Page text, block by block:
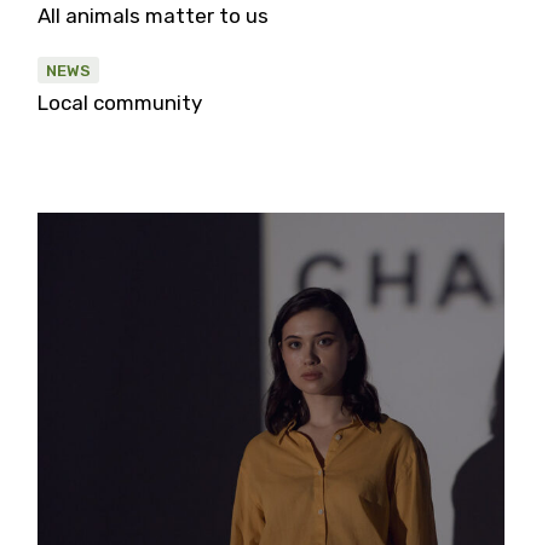
All animals matter to us
NEWS
Local community